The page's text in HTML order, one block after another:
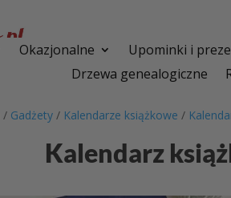
Okazjonalne Upominki i
Drzewa genealogiczne
/ Gadżety / Kalendarze książkowe /
Kalendarz